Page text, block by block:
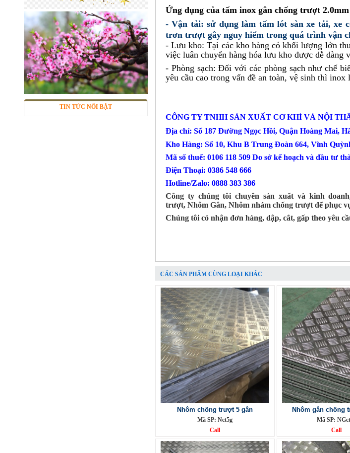
Lưới inox 304
Mã SP: LIox304data12
Call
TIN TỨC NỔI BẬT
Ứng dụng của tấm inox gân chống trượt 2.0mm
- Vận tải: sử dụng làm tấm lót sàn xe tải, xe
trơn trượt gây nguy hiểm trong quá trình vận
- Lưu kho: Tại các kho hàng có khối lượng lớn
việc luân chuyển hàng hóa lưu kho được dễ dàng
- Phòng sạch: Đối với các phòng sạch như chế
yêu cầu cao trong vấn đề an toàn, vệ sinh thì
CÔNG TY TNHH SẢN XUẤT CƠ KHÍ VÀ NỘI
Địa chỉ: Số 187 Đường Ngọc Hồi, Quận Hoàng Mai,
Kho Hàng: Số 10, Khu B Trung Đoàn 664, Vĩnh
Mã số thuế: 0106 118 509 Do sở kế hoạch và đầu tư
Điện Thoại: 0386 548 666
Hotline/Zalo: 0888 383 386
Công ty chúng tôi chuyên sản xuất và kinh
trượt, Nhôm Gân, Nhôm nhám chống trượt để phục
Chúng tôi có nhận đơn hàng, dập, cắt, gấp theo yêu
CÁC SẢN PHẨM CÙNG LOẠI KHÁC
Nhôm chống trượt 5 gân
Mã SP: Nct5g
Call
Nhôm gân chống
Mã SP:
Call